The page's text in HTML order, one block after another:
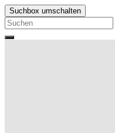
Suchbox umschalten
Search
for: